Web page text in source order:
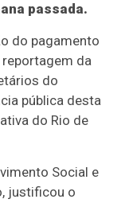
passada.
do pagamento
da
do
pública desta
do Rio de
Social e
justificou o